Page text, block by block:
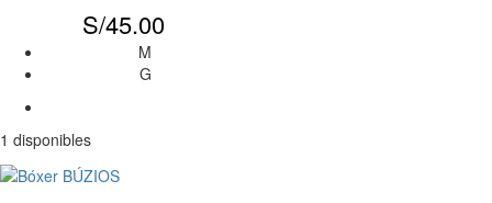
S/45.00
M
G
1 disponibles